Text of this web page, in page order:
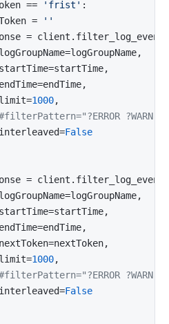
== 'frist' :
=
''
=
1000,
?WARN
False
=
1000,
?WARN
False